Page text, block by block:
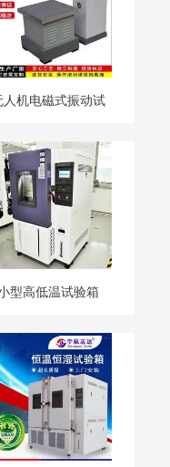
人机电磁式振动试
型高低温试验箱